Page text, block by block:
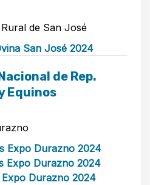
de San José
San José 2024
de Rep.
Equinos
Expo Durazno 2024
Expo Durazno 2024
Durazno 2024